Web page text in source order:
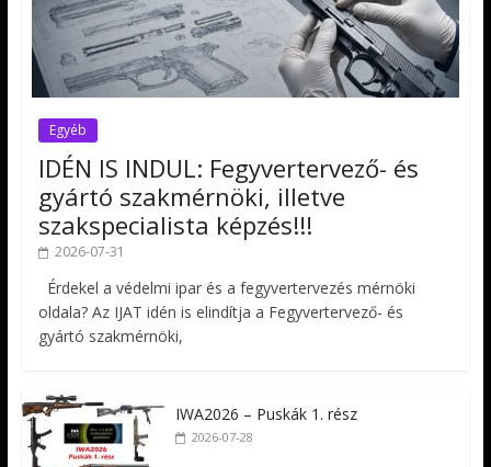
Egyéb
IDÉN IS INDUL: Fegyvertervező- és
gyártó szakmérnöki, illetve
szakspecialista képzés!!!
2026-07-31
Érdekel a védelmi ipar és a fegyvertervezés mérnöki
oldala? Az IJAT idén is elindítja a Fegyvertervező- és
gyártó szakmérnöki,
IWA2026 – Puskák 1. rész
2026-07-28